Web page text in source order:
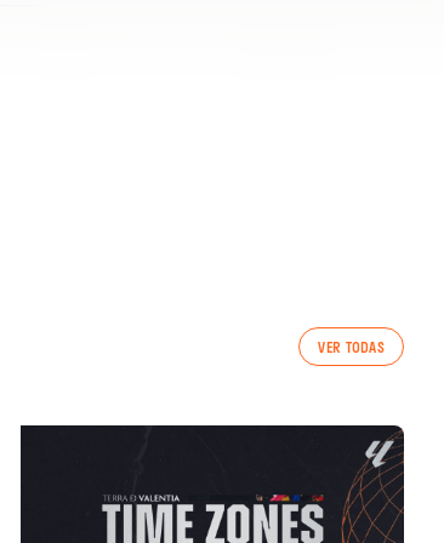
VER TODAS